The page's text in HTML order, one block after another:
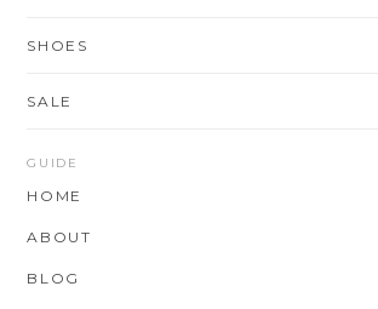
SHOES
SALE
GUIDE
HOME
ABOUT
BLOG